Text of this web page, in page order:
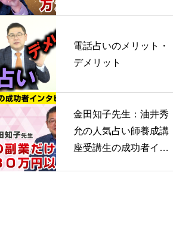
電話占いのメリット・
デメリット
金田知子先生：油井秀
允の人気占い師養成講
座受講生の成功者イン